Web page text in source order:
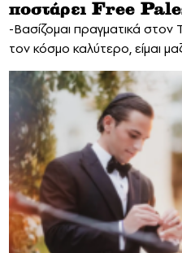
ποστάρει Free
-Βασίζομαι πραγματικά στον
τον κόσμο καλύτερο, είμαι